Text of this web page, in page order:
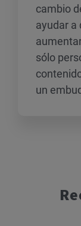
cambio
ayudar a
sólo
un